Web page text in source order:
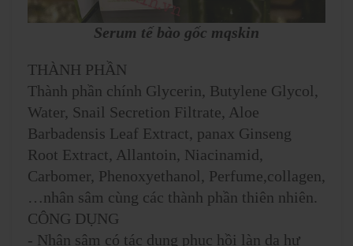
Serum tế bào gốc mqskin
THÀNH PHẦN
Thành phần chính Glycerin, Butylene Glycol,
Water, Snail Secretion Filtrate, Aloe
Barbadensis Leaf Extract, panax Ginseng
Root Extract, Allantoin, Niacinamid,
Carbomer, Phenoxyethanol, Perfume,collagen,
…nhân sâm cùng các thành phần thiên nhiên.
CÔNG DỤNG
- Nhân sâm có tác dụng phục hồi làn da hư